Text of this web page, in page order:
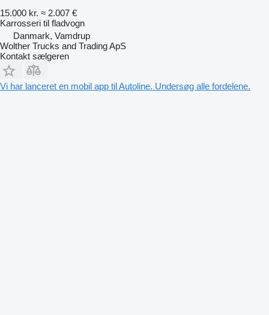
15.000 kr. ≈ 2.007 €
Karrosseri til fladvogn
Danmark, Vamdrup
Wolther Trucks and Trading ApS
Kontakt sælgeren
Vi har lanceret en mobil app til Autoline. Undersøg alle fordelene.